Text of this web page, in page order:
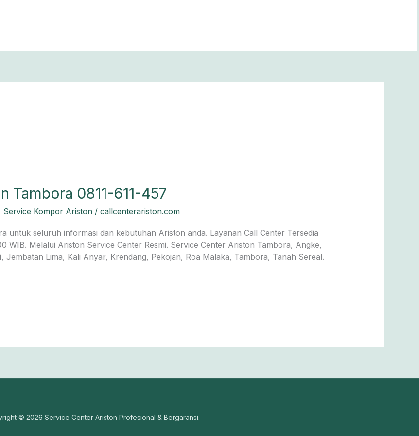
Tambora 0811-611-457
Service Kompor Ariston/ callcenterariston.com
untuk seluruh informasi dan kebutuhan Ariston anda. Layanan Call Center Tersedia
WIB. Melalui Ariston Service Center Resmi. Service Center Ariston Tambora, Angke,
Jembatan Lima, Kali Anyar, Krendang, Pekojan, Roa Malaka, Tambora, Tanah Sereal.
© 2026 Service Center Ariston Profesional & Bergaransi.